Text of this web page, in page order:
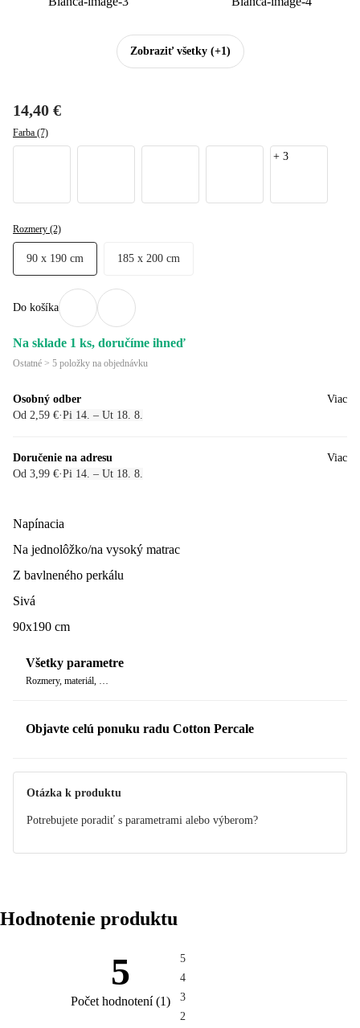
Zobraziť všetky(+1)
14,40 €
Farba (7)
+ 3
Rozmery (2)
90 x 190 cm 185 x 200 cm
Do košíka
Na sklade 1 ks, doručíme ihneď
Ostatné > 5 položky na objednávku
Osobný odber
Od 2,59 €·Pi 14. – Ut 18. 8.
Viac
Doručenie na adresu
Od 3,99 €·Pi 14. – Ut 18. 8.
Viac
Napínacia
Na jednolôžko/na vysoký matrac
Z bavlneného perkálu
Sivá
90x190 cm
Všetky parametre
Rozmery, materiál, …
Objavte celú ponuku radu Cotton Percale
Otázka k produktu
Potrebujete poradiť s parametrami alebo výberom?
Hodnotenie produktu
5
Počet hodnotení(1)
5
4
3
2